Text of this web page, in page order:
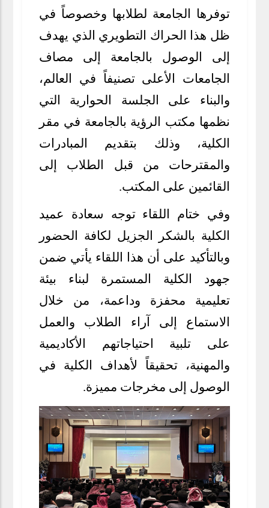
توفرها الجامعة لطلابها وخصوصاً في
ظل هذا الحراك التطويري الذي يهدف
إلى الوصول بالجامعة إلى مصاف
الجامعات الأعلى تصنيفاً في العالم،
والبناء على الجلسة الحوارية التي
نظمها مكتب الرؤية بالجامعة في مقر
الكلية، وذلك بتقديم المبادرات
والمقترحات من قبل الطلاب إلى
القائمين على المكتب.
وفي ختام اللقاء توجه سعادة عميد
الكلية بالشكر الجزيل لكافة الحضور
وبالتأكيد على أن هذا اللقاء يأتي ضمن
جهود الكلية المستمرة لبناء بيئة
تعليمية محفزة وداعمة، من خلال
الاستماع إلى آراء الطلاب والعمل
على تلبية احتياجاتهم الأكاديمية
والمهنية، تحقيقاً لأهداف الكلية في
الوصول إلى مخرجات مميزة.